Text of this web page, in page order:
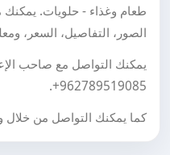
طعام وغذاء - حلويات.
الصور، التفاصيل، السعر،
يمكنك التواصل مع صاحب
+962789519085
.
كما يمكنك التواصل من خلال